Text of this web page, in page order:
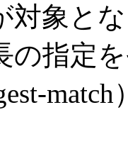
対象と
の指定